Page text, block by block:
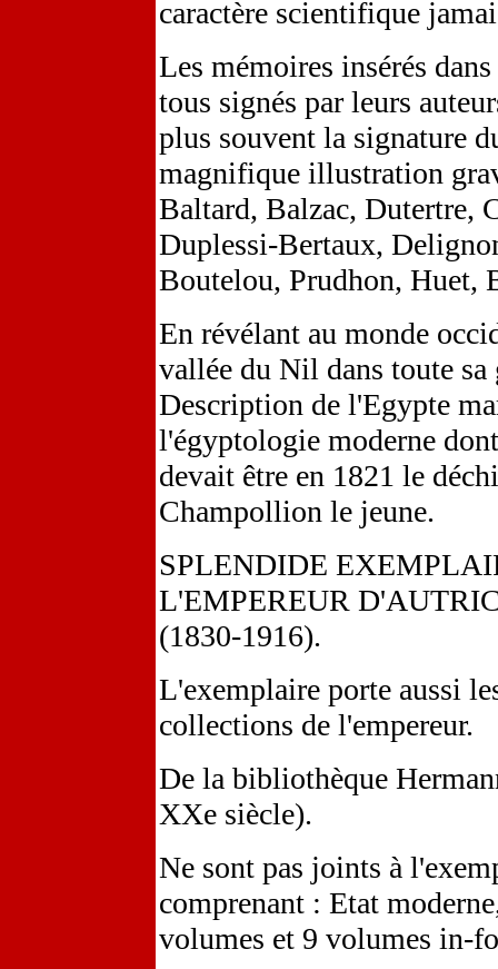
caractère scientifique
Les mémoires insérés
tous signés par leurs
plus souvent la signature
magnifique illustration
Baltard, Balzac, Dutertre,
Duplessi-Bertaux,
Boutelou, Prudhon, Huet,
En révélant au monde
vallée du Nil dans toute
Description de l'Egypte
l'égyptologie moderne
devait être en 1821 le
Champollion le jeune.
SPLENDIDE
L'EMPEREUR
(1830-1916).
L'exemplaire porte aussi
collections de l'empereur.
De la bibliothèque
XXe siècle).
Ne sont pas joints à
comprenant : Etat
volumes et 9 volumes in-